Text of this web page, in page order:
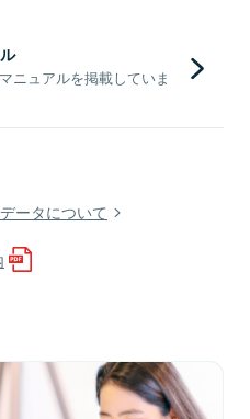
ニュアルを掲載していま
ータについて